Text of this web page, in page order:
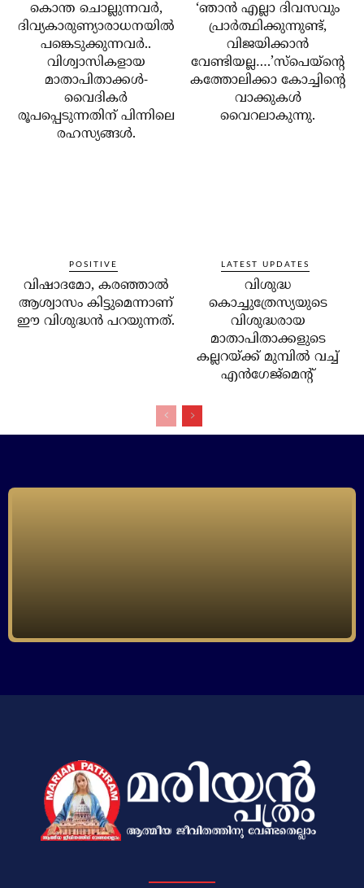
കൊന്ത ചൊല്ലുന്നവര്‍,
ദിവ്യകാരുണ്യാരാധനയില്‍
പങ്കെടുക്കുന്നവര്‍..
വിശ്വാസികളായ
മാതാപിതാക്കള്‍-
വൈദികര്‍
രൂപപ്പെടുന്നതിന് പിന്നിലെ
രഹസ്യങ്ങള്‍.
‘ഞാന്‍ എല്ലാ ദിവസവും
പ്രാര്‍ത്ഥിക്കുന്നുണ്ട്,
വിജയിക്കാന്‍
വേണ്ടിയല്ല….’സ്‌പെയ്‌ന്റെ
കത്തോലിക്കാ കോച്ചിന്റെ
വാക്കുകള്‍
വൈറലാകുന്നു.
POSITIVE
വിഷാദമോ, കരഞ്ഞാല്‍
ആശ്വാസം കിട്ടുമെന്നാണ്
ഈ വിശുദ്ധന്‍ പറയുന്നത്.
LATEST UPDATES
വിശുദ്ധ
കൊച്ചുത്രേസ്യയുടെ
വിശുദ്ധരായ
മാതാപിതാക്കളുടെ
കല്ലറയ്ക്ക് മുമ്പില്‍ വച്ച്
എന്‍ഗേജ്‌മെന്റ്